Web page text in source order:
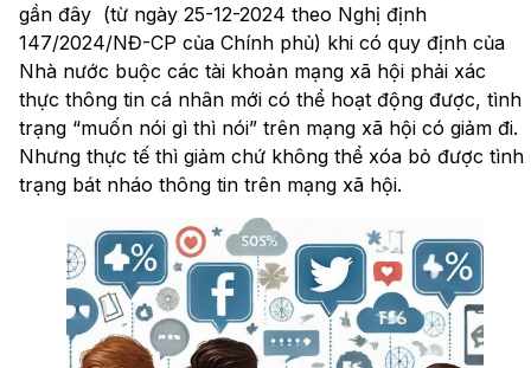
gần đây (từ ngày 25-12-2024 theo Nghị định
147/2024/NĐ-CP của Chính phủ) khi có quy định của
Nhà nước buộc các tài khoản mạng xã hội phải xác
thực thông tin cá nhân mới có thể hoạt động được, tình
trạng “muốn nói gì thì nói” trên mạng xã hội có giảm đi.
Nhưng thực tế thì giảm chứ không thể xóa bỏ được tình
trạng bát nháo thông tin trên mạng xã hội.